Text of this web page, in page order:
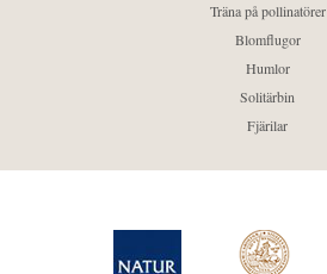
Träna på pollinatörer
Blomflugor
Humlor
Solitärbin
Fjärilar